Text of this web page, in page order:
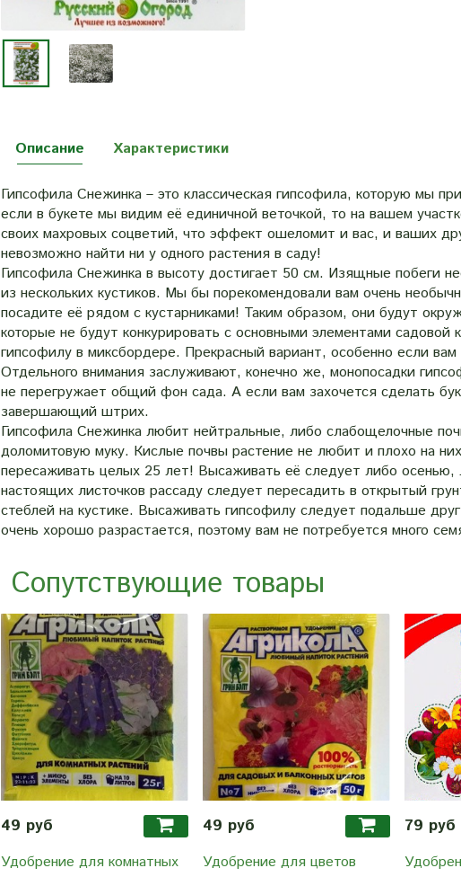
Описание
Гипсофила Снежинка – это классическая гипсофила, которую мы
если в букете мы видим её единичной веточкой, то на вашем
своих махровых соцветий, что эффект ошеломит и вас, и ваших
невозможно найти ни у одного растения в саду!
Гипсофила Снежинка в высоту достигает 50 см. Изящные побеги
из нескольких кустиков. Мы бы порекомендовали вам очень
посадите её рядом с кустарниками! Таким образом, они будут
которые не будут конкурировать с основными элементами
гипсофилу в миксбордере. Прекрасный вариант, особенно если
Отдельного внимания заслуживают, конечно же, монопосадки
не перегружает общий фон сада. А если вам захочется сделать
завершающий штрих.
Гипсофила Снежинка любит нейтральные, либо слабощелочные
доломитовую муку. Кислые почвы растение не любит и плохо на
пересаживать целых 25 лет! Высаживать её следует либо
настоящих листочков рассаду следует пересадить в открытый
стеблей на кустике. Высаживать гипсофилу следует подальше
очень хорошо разрастается, поэтому вам не потребуется много
Характеристики
Сопутствующие товары
49 руб
Удобрение для комнатных
49 руб
Удобрение для цветов
79 руб